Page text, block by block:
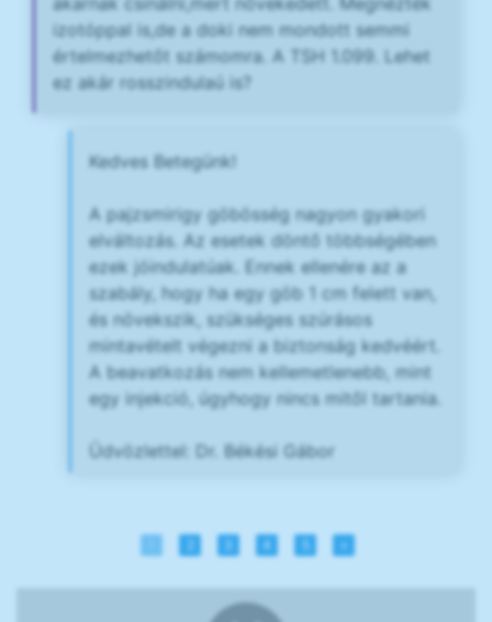
izotóppal is,de a doki nem mondott semmi
értelmezhetőt számomra. A TSH 1.099. Lehet
ez akár rosszindulaú is?
Kedves Betegünk!
A pajzsmirigy göbösség nagyon gyakori
elváltozás. Az esetek döntő többségében
ezek jóindulatúak. Ennek ellenére az a
szabály, hogy ha egy göb 1 cm felett van,
és növekszik, szükséges szúrásos
mintavételt végezni a biztonság kedvéért.
A beavatkozás nem kellemetlenebb, mint
egy injekció, úgyhogy nincs mitől tartania.
Üdvözlettel: Dr. Békési Gábor
4 »